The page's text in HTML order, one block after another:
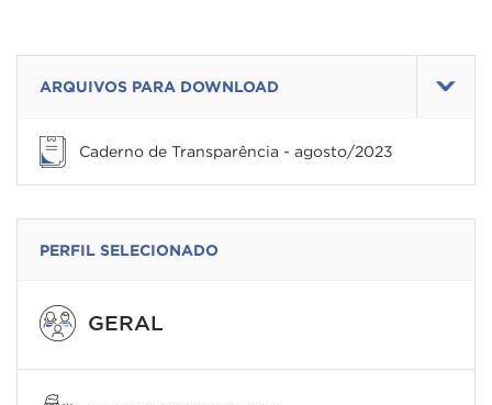
ARQUIVOS PARA DOWNLOAD
Caderno de Transparência - agosto/2023
PERFIL SELECIONADO
GERAL